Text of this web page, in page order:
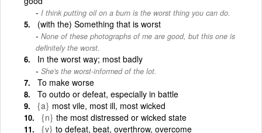
I think putting oil on a burn is the worst thing you can do.
(with the) ­Something that is worst
None of these photographs of me are good, but this one is
definitely the worst.
In the worst way; most badly
She's the worst-informed of the lot.
To make worse
To outdo or defeat, especially in battle
{a} most vile, most ill, most wicked
{n} the most distressed or wicked state
{v} to defeat, beat, overthrow, overcome